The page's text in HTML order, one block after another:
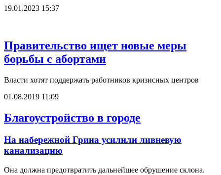
19.01.2023 15:37
Правительство ищет новые меры
борьбы с абортами
Власти хотят поддержать работников кризисных центров
01.08.2019 11:09
Благоустройство в городе
На набережной Грина усилили ливневую
канализацию
Она должна предотвратить дальнейшее обрушение склона.